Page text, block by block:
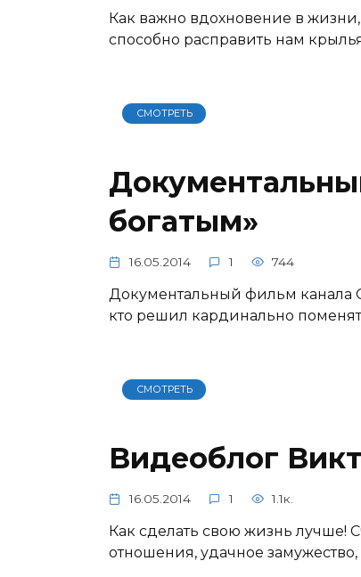
Как важно вдохновение в жизни,
способно расправить нам крылья
СМОТРЕТЬ
богатым»
16.05.2014 1 744
Документальный фильм канала
кто решил кардинально
СМОТРЕТЬ
Видеоблог
16.05.2014 1 1.1к.
Как сделать свою жизнь лучше!
отношения, удачное